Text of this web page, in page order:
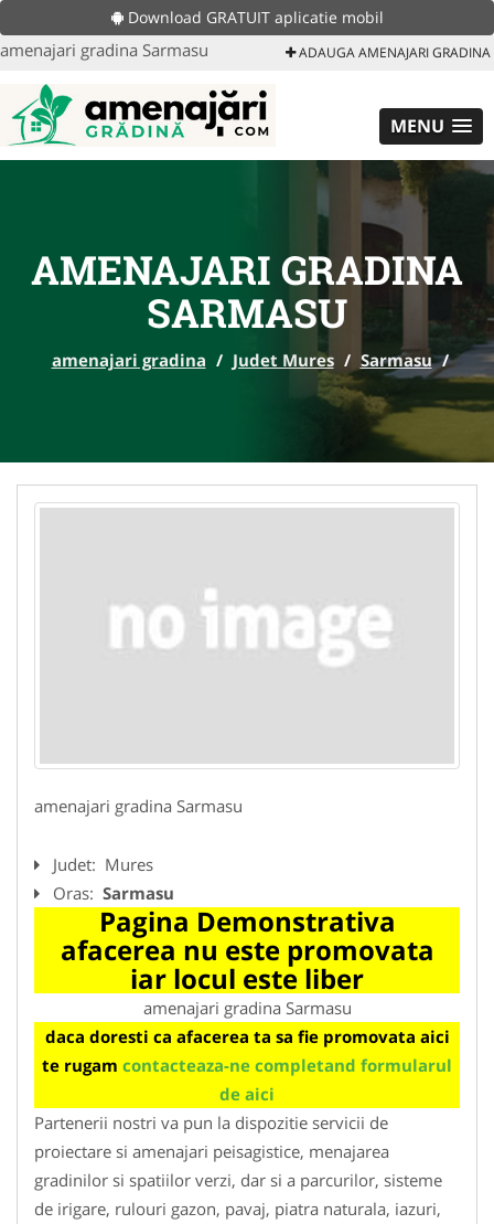
Download GRATUIT aplicatie mobil
amenajari gradina Sarmasu ADAUGA AMENAJARI GRADINA
MENU
AMENAJARI GRADINA
SARMASU
amenajari gradina / Judet Mures / Sarmasu /
amenajari gradina Sarmasu
Judet: Mures
Oras: Sarmasu
Pagina Demonstrativa
afacerea nu este promovata
iar locul este liber
amenajari gradina Sarmasu
daca doresti ca afacerea ta sa fie promovata aici
te rugam contacteaza-ne completand formularul
de aici
Partenerii nostri va pun la dispozitie servicii de
proiectare si amenajari peisagistice, menajarea
gradinilor si spatiilor verzi, dar si a parcurilor, sisteme
de irigare, rulouri gazon, pavaj, piatra naturala, iazuri,